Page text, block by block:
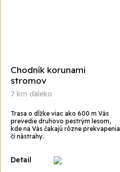
Chodník korunami
stromov
7 km ďaleko
Trasa o dĺžke viac ako 600 m Vás
prevedie druhovo pestrým lesom,
kde na Vás čakajú rôzne prekvapenia
či nástrahy.
Detail